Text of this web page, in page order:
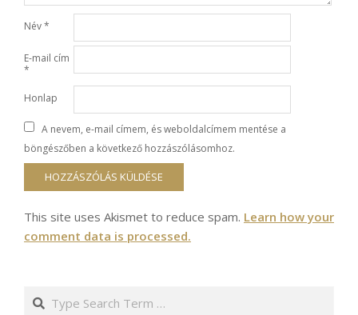
Név*
E-mail cím
*
Honlap
A nevem, e-mail címem, és weboldalcímem mentése a
böngészőben a következő hozzászólásomhoz.
This site uses Akismet to reduce spam. Learn how your
comment data is processed.
Search